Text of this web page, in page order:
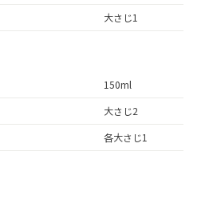
大さじ1
150ml
大さじ2
各大さじ1